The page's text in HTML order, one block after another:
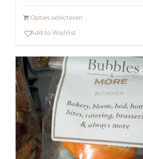
Opties selecteren
Add to Wishlist